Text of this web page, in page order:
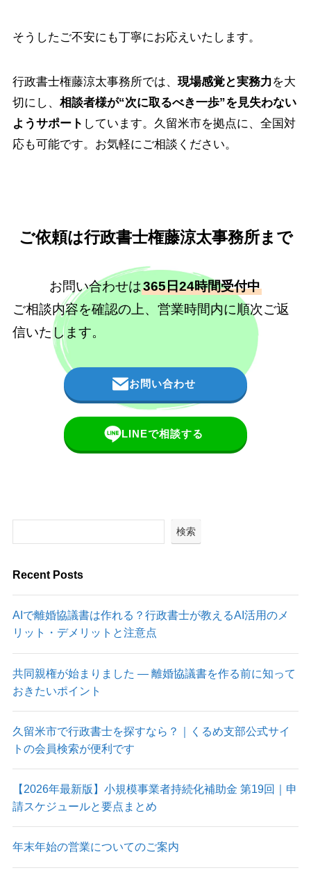
そうしたご不安にも丁寧にお応えいたします。
行政書士権藤涼太事務所では、 現場感覚と実務力を大
切にし、 相談者様が“次に取るべき一歩”を見失わない
ようサポート しています。久留米市を拠点に、全国対
応も可能です。お気軽にご相談ください。
ご依頼は行政書士権藤涼太事務所まで
お問い合わせは365日24時間受付中
ご相談内容を確認の上、営業時間内に順次ご返
信いたします。
お問い合わせ
LINEで相談する
検索
Recent Posts
AIで離婚協議書は作れる？行政書士が教えるAI活用のメ
リット・デメリットと注意点
共同親権が始まりました ― 離婚協議書を作る前に知って
おきたいポイント
久留米市で行政書士を探すなら？｜くるめ支部公式サイ
トの会員検索が便利です
【2026年最新版】小規模事業者持続化補助金 第19回｜申
請スケジュールと要点まとめ
年末年始の営業についてのご案内